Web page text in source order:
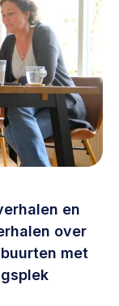
krachten
>
en
over
met